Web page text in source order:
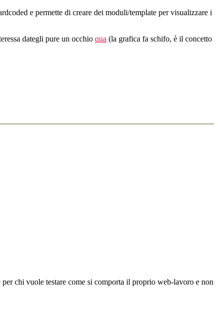
e permette di creare dei moduli/template per visualizzare i
dategli pure un occhio qua (la grafica fa schifo, è il concetto
chi vuole testare come si comporta il proprio web-lavoro e non